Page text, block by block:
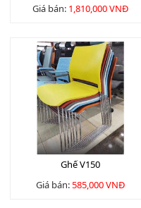
Giá bán: 1,810,000 VNĐ
Ghế V150
Giá bán:585,000 VNĐ